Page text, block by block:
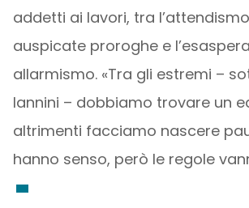
addetti ai lavori, tra
auspicate proroghe e
allarmismo. «Tra gli estremi –
Iannini – dobbiamo trovare un
altrimenti facciamo nascere
hanno senso, però le regole